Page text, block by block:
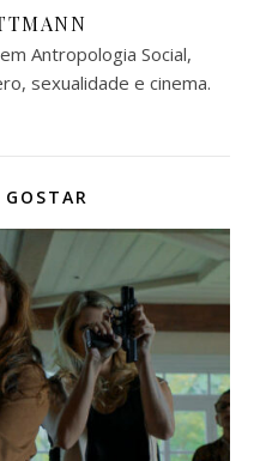
Antropologia Social,
sexualidade e cinema.